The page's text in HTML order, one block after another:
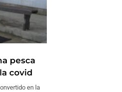
pesca
covid
en la